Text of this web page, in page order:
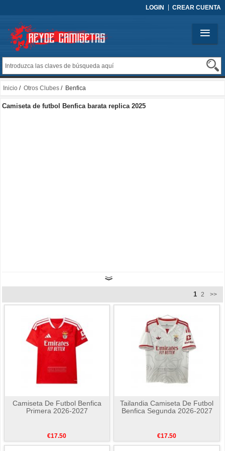
LOGIN CREAR CUENTA
Inicio / Otros Clubes / Benfica
Camiseta de futbol Benfica barata replica 2025
1 2 >>
Camiseta De Futbol Benfica
Primera 2026-2027
€17.50
Tailandia Camiseta De Futbol
Benfica Segunda 2026-2027
€17.50